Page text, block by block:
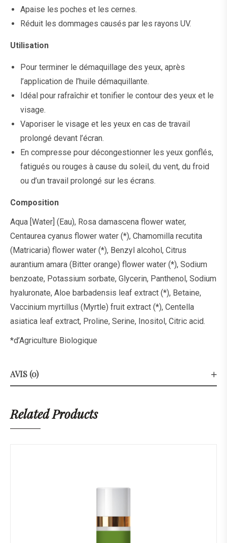
Apaise les poches et les cernes.
Réduit les dommages causés par les rayons UV.
Utilisation
Pour terminer le démaquillage des yeux, après
l’application de l’huile démaquillante.
Idéal pour rafraîchir et tonifier le contour des yeux et le
visage.
Vaporiser le visage et les yeux en cas de travail
prolongé devant l’écran.
En compresse pour décongestionner les yeux gonflés,
fatigués ou rouges à cause du soleil, du vent, du froid
ou d’un travail prolongé sur les écrans.
Composition
Aqua [Water] (Eau), Rosa damascena flower water,
Centaurea cyanus flower water (*), Chamomilla recutita
(Matricaria) flower water (*), Benzyl alcohol, Citrus
aurantium amara (Bitter orange) flower water (*), Sodium
benzoate, Potassium sorbate, Glycerin, Panthenol, Sodium
hyaluronate, Aloe barbadensis leaf extract (*), Betaine,
Vaccinium myrtillus (Myrtle) fruit extract (*), Centella
asiatica leaf extract, Proline, Serine, Inositol, Citric acid.
*d’Agriculture Biologique
AVIS (0)
Related Products